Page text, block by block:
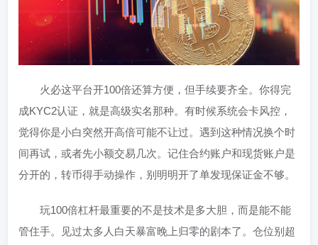
火必这平台开100倍还算方便，但手续要齐全。你得完
成KYC2认证，就是高级实名那种。有时候系统会卡风控，
觉得你是小白突然开高倍可能不让过。遇到这种情况换个时
间再试，或者先小额交易几次。记住合约账户和现货账户是
分开的，转币得手动操作，别明明开了单发现保证金不够。
玩100倍杠杆最重要的不是技术是多大胆，而是能不能
管住手。见过太多人白天暴富晚上归零的剧本了。仓位别超